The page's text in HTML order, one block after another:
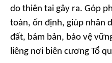
do thiên tai gây ra. Góp
toàn, ổn định, giúp nhân
đất, bám bản, bảo vệ
liêng nơi biên cương Tổ